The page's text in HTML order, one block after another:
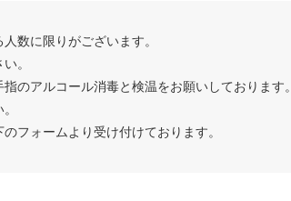
数に限りがございます。
。
のアルコール消毒と検温をお願いしております。
フォームより受け付けております。